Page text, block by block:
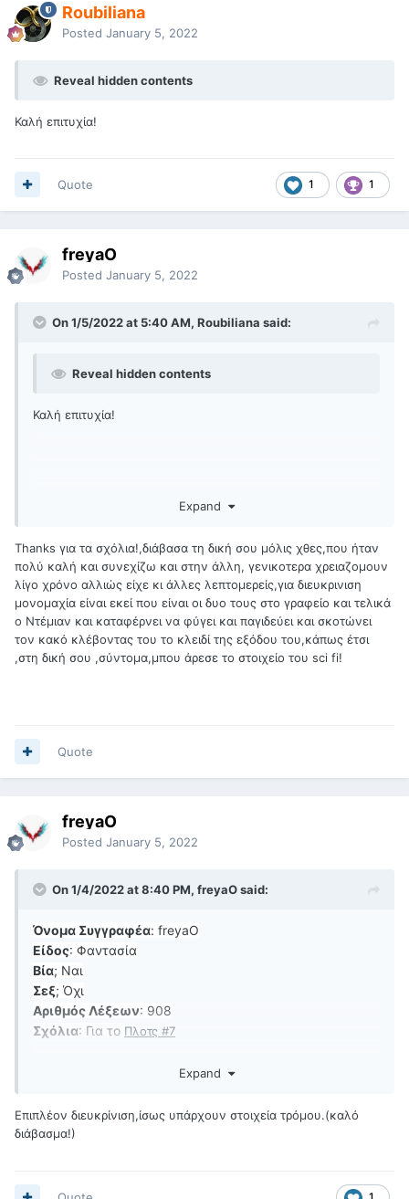
Roubiliana
Posted January 5, 2022
Reveal hidden contents
Καλή επιτυχία!
1 1
Quote
freyaO
Posted January 5, 2022
On 1/5/2022 at 5:40 AM, Roubiliana said:
Reveal hidden contents
Καλή επιτυχία!
Expand
Thanks για τα σχόλια!,διάβασα τη δική σου μόλις χθες,που ήταν
πολύ καλή και συνεχίζω και στην άλλη, γενικοτερα χρειαζομουν
λίγο χρόνο αλλιώς είχε κι άλλες λεπτομερείς,για διευκρινιση
μονομαχία είναι εκεί που είναι οι δυο τους στο γραφείο και τελικά
ο Ντέμιαν και καταφέρνει να φύγει και παγιδεύει και σκοτώνει
τον κακό κλέβοντας του το κλειδί της εξόδου του,κάπως έτσι
,στη δική σου ,σύντομα,μπου άρεσε το στοιχείο του sci fi!
Quote
freyaO
Posted January 5, 2022
On 1/4/2022 at 8:40 PM, freyaO said:
Όνομα Συγγραφέα: freyaO
Είδος: Φαντασία
Βία; Ναι
Σεξ; Όχι
Αριθμός Λέξεων: 908
Σχόλια: Για το Πλοτς #7
Expand
Επιπλέον διευκρίνιση,ίσως υπάρχουν στοιχεία τρόμου.(καλό
διάβασμα!)